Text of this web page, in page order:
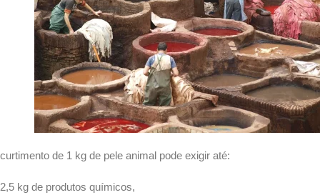
curtimento de 1 kg de pele animal pode exigir até:
2,5 kg de produtos químicos,